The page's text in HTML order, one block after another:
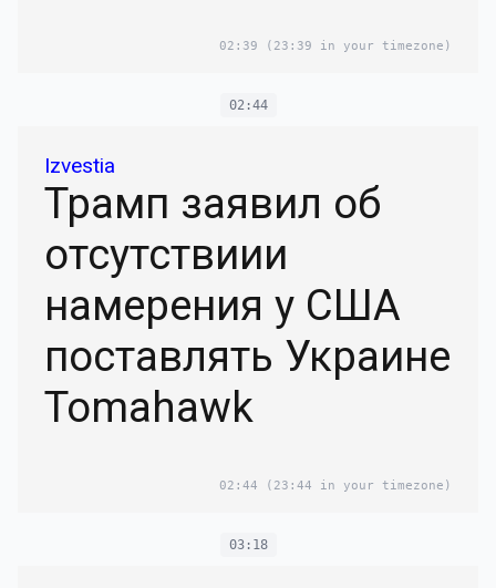
02:39 (23:39 in your timezone)
02:44
Izvestia
Трамп заявил об
отсутствиии
намерения у США
поставлять Украине
Tomahawk
02:44 (23:44 in your timezone)
03:18